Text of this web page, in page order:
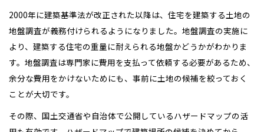
2000年に建築基準法が改正された以降は、住宅を建築する土地の
地盤調査が義務付けられるようになりました。地盤調査の実施に
より、建築する住宅の重量に耐えられる地盤かどうかがわかりま
す。地盤調査は専門家に費用を支払って依頼する必要があるため、
余分な費用をかけないためにも、事前に土地の候補を絞っておく
ことが大切です。
その際、国土交通省や自治体で公開しているハザードマップの活